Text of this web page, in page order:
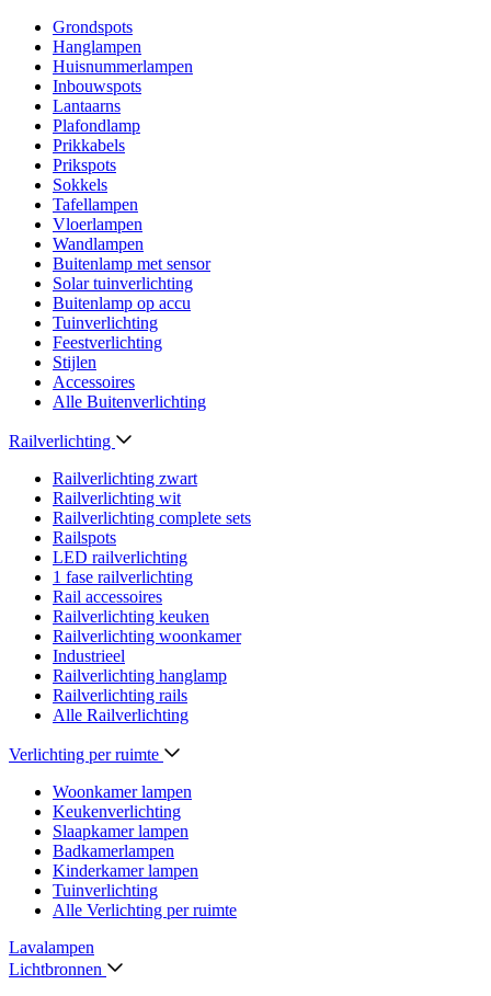
Grondspots
Hanglampen
Huisnummerlampen
Inbouwspots
Lantaarns
Plafondlamp
Prikkabels
Prikspots
Sokkels
Tafellampen
Vloerlampen
Wandlampen
Buitenlamp met sensor
Solar tuinverlichting
Buitenlamp op accu
Tuinverlichting
Feestverlichting
Stijlen
Accessoires
Alle Buitenverlichting
Railverlichting
Railverlichting zwart
Railverlichting wit
Railverlichting complete sets
Railspots
LED railverlichting
1 fase railverlichting
Rail accessoires
Railverlichting keuken
Railverlichting woonkamer
Industrieel
Railverlichting hanglamp
Railverlichting rails
Alle Railverlichting
Verlichting per ruimte
Woonkamer lampen
Keukenverlichting
Slaapkamer lampen
Badkamerlampen
Kinderkamer lampen
Tuinverlichting
Alle Verlichting per ruimte
Lavalampen
Lichtbronnen